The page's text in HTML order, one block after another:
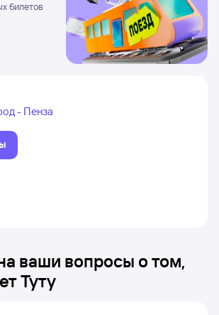
билетов
- Пенза
ваши вопросы о том,
Туту